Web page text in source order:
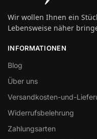
Wir wollen Ihnen ein
Lebensweise näher
INFORMATIONEN
Blog
Über uns
Versandkosten-und-
Widerrufsbelehrung
Zahlungsarten